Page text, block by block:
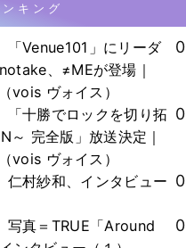
キング
「Venue101」にリーダ
、≠MEが登場｜
vois ヴォイス）
0
「十勝でロックを切り拓
～ 完全版」放送決定｜
vois ヴォイス）
0
仁村紗和、インタビュー 0
写真＝TRUE「Around
0